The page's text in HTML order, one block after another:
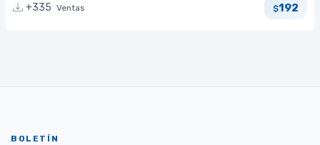
+335 Ventas $192
BOLETÍN